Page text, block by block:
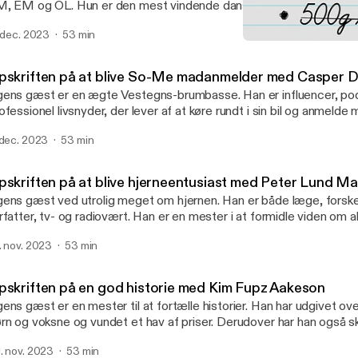
EM og OL. Hun er den mest vindende danske atlet
medaljer i alt. Hun er bedst i fri og butterfly og så har hun en vilje af
Ottesen Synes Jeanette egentlig, at svømning er sjovt? Hvad er
man er stoppet? Lyt med og få hele opskriften.
dec. 2023 53 min
på at blive So-Me madanmelder med Casper
gæst er en ægte Vestegns-brumbasse. Han er influencer,
livsnyder, der lever af at køre rundt i sin bil og anmelde
er helt oppe og spille superliga og når madtrolden river ham
han overhovedet Drømme? Hvad er det værste han har
så fedt? Lyt med og få hele Opskriften.
2023 53 min
på at blive hjerneentusiast med Peter Lund
gæst ved utrolig meget om hjernen. Han er både læge,
tv- og radiovært. Han er en mester i at formidle viden om
Madsen Hvorfor er Peter så fascineret af hjernen? Hvorfor skaber den
virkeligheden? Lyt med og få hele opskriften.
nov. 2023 53 min
på en god historie med Kim Fupz Aakeson
gæst er en mester til at fortælle historier. Han har udgivet
og voksne og vundet et hav af priser. Derudover har han også
humoristisk og finurlig skrivestil, og så holder han sig fra at
nov. 2023 53 min